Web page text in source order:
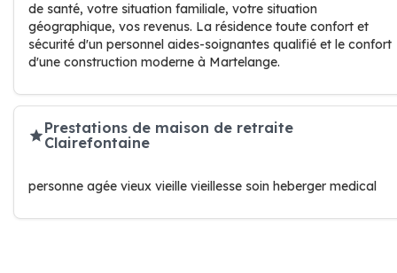
de santé, votre situation familiale, votre situation
géographique, vos revenus. La résidence toute confort et
sécurité d'un personnel aides-soignantes qualifié et le confort
d'une construction moderne à Martelange.
Prestations de maison de retraite
Clairefontaine
personne agée vieux vieille vieillesse soin heberger medical